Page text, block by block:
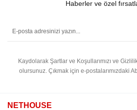
Haberler ve özel
Kaydolarak Şartlar ve Koşullarımızı ve
olursunuz. Çıkmak için e-postalarımızdaki
NETHOUSE